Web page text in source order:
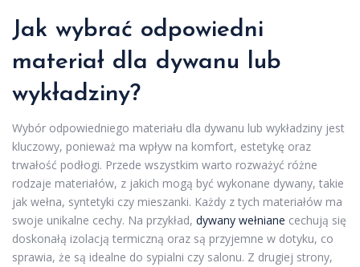
Jak wybrać odpowiedni
materiał dla dywanu lub
wykładziny?
Wybór odpowiedniego materiału dla dywanu lub wykładziny jest
kluczowy, ponieważ ma wpływ na komfort, estetykę oraz
trwałość podłogi. Przede wszystkim warto rozważyć różne
rodzaje materiałów, z jakich mogą być wykonane dywany, takie
jak wełna, syntetyki czy mieszanki. Każdy z tych materiałów ma
swoje unikalne cechy. Na przykład, dywany wełniane cechują się
doskonałą izolacją termiczną oraz są przyjemne w dotyku, co
sprawia, że są idealne do sypialni czy salonu. Z drugiej strony,